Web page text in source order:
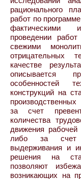
рационального
работ по
фактическими
проведении
свежими
отрицательных
качестве
описывается
особенностей
конструкций на
за счет
количества
движения
либо за счет
выдерживания и
решения на
позволяют
возникающих на